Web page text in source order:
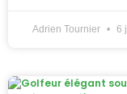
Adrien Tournier 6